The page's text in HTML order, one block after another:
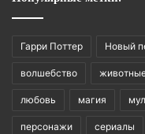
Гарри Поттер Новый
волшебство
любовь магия
персонажи сериалы